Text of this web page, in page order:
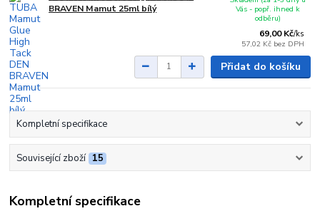
BRAVEN Mamut 25ml bílý
69,00 Kč/ks
57,02 Kč bez DPH
Vás - popř. ihned k
odběru)
Přidat do košíku
Kompletní specifikace
Související zboží 15
Kompletní specifikace